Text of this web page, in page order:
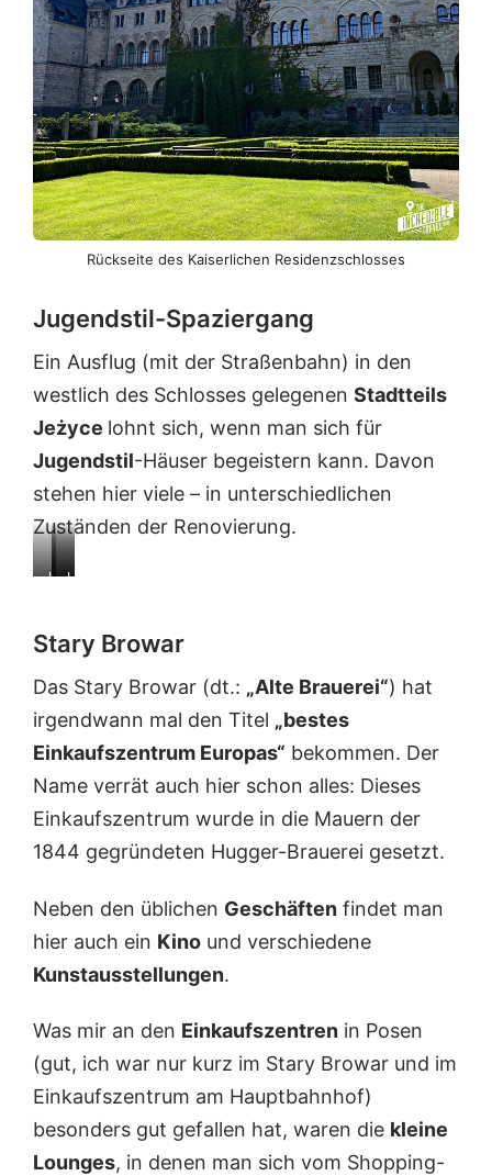
Rückseite des Kaiserlichen Residenzschlosses
Jugendstil-Spaziergang
Ein Ausflug (mit der Straßenbahn) in den
westlich des Schlosses gelegenen Stadtteils
Jeżyce lohnt sich, wenn man sich für
Jugendstil-Häuser begeistern kann. Davon
stehen hier viele – in unterschiedlichen
Zuständen der Renovierung.
J
e
d
t
i
l
I
J
e
d
t
i
I
I
J
e
d
t
i
I
I
I
Stary Browar
Das Stary Browar (dt.: „Alte Brauerei“) hat
irgendwann mal den Titel „bestes
Einkaufszentrum Europas“ bekommen. Der
Name verrät auch hier schon alles: Dieses
Einkaufszentrum wurde in die Mauern der
1844 gegründeten Hugger-Brauerei gesetzt.
Neben den üblichen Geschäften findet man
hier auch ein Kino und verschiedene
Kunstausstellungen.
Was mir an den Einkaufszentren in Posen
(gut, ich war nur kurz im Stary Browar und im
Einkaufszentrum am Hauptbahnhof)
besonders gut gefallen hat, waren die kleine
Lounges, in denen man sich vom Shopping-